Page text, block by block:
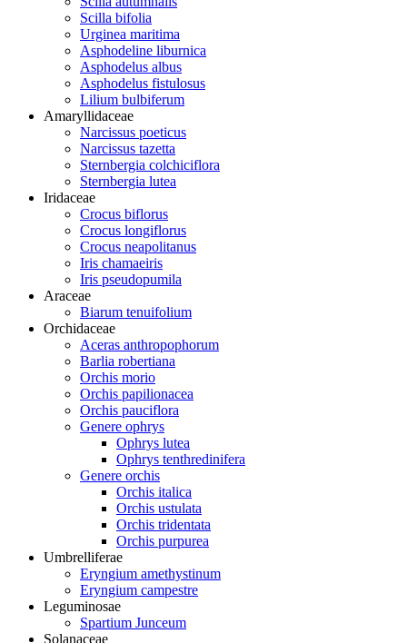
Scilla bifolia
Urginea maritima
Asphodeline liburnica
Asphodelus albus
Asphodelus fistulosus
Lilium bulbiferum
Amaryllidaceae
Narcissus poeticus
Narcissus tazetta
Sternbergia colchiciflora
Sternbergia lutea
Iridaceae
Crocus biflorus
Crocus longiflorus
Crocus neapolitanus
Iris chamaeiris
Iris pseudopumila
Araceae
Biarum tenuifolium
Orchidaceae
Aceras anthropophorum
Barlia robertiana
Orchis morio
Orchis papilionacea
Orchis pauciflora
Genere ophrys
Ophrys lutea
Ophrys tenthredinifera
Genere orchis
Orchis italica
Orchis ustulata
Orchis tridentata
Orchis purpurea
Umbrelliferae
Eryngium amethystinum
Eryngium campestre
Leguminosae
Spartium Junceum
Solanaceae